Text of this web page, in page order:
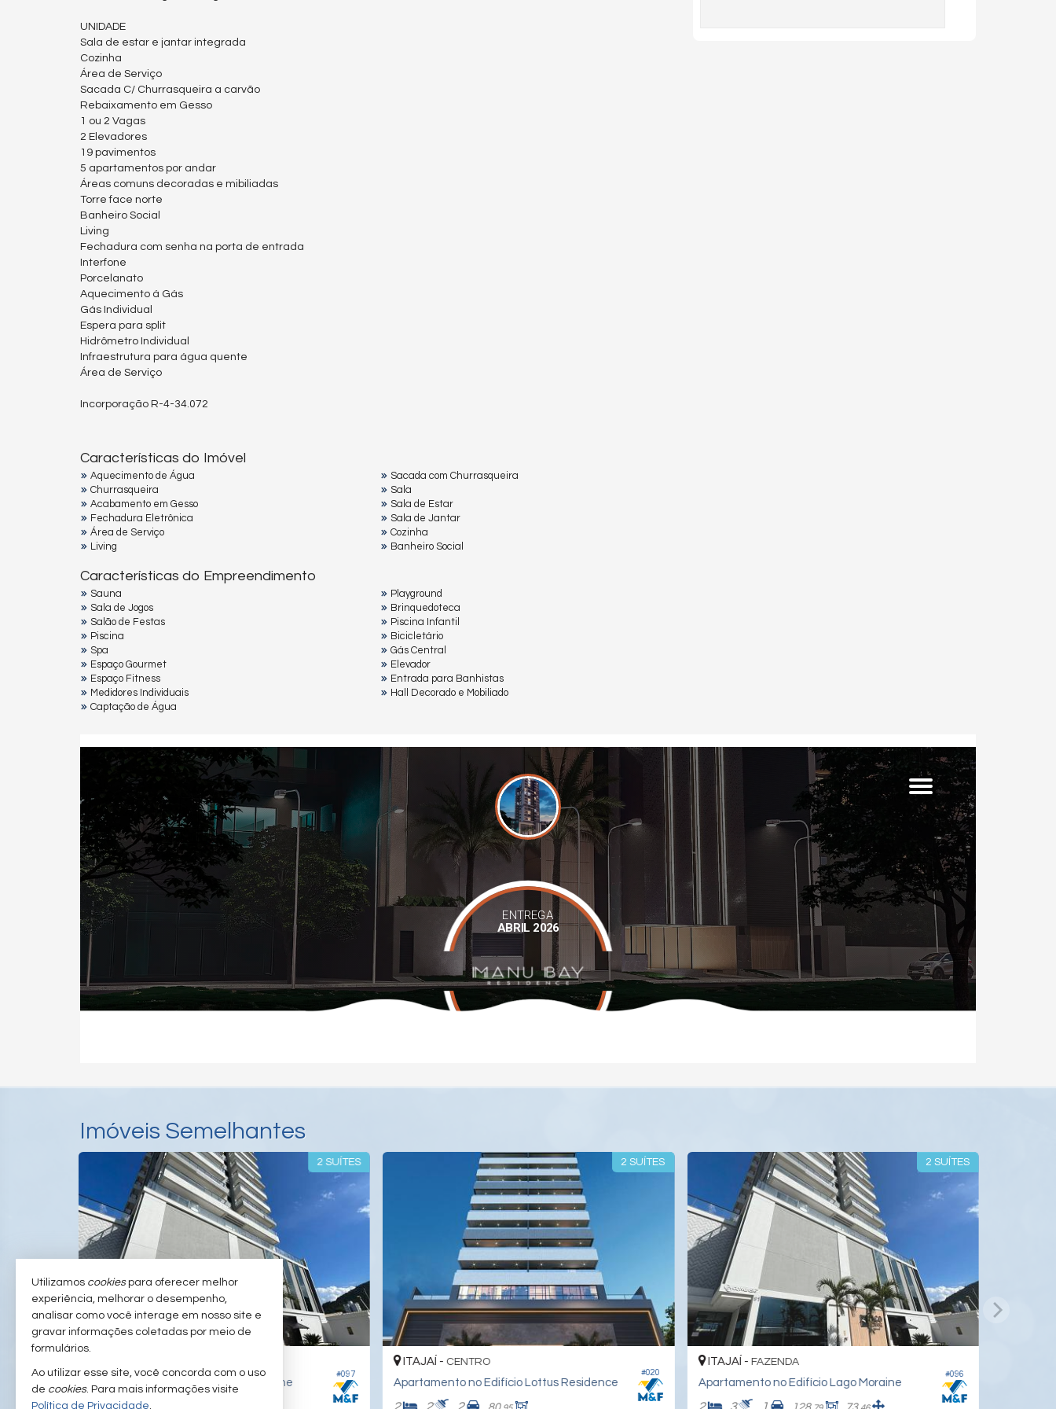
UNIDADE
Sala de estar e jantar integrada
Cozinha
Área de Serviço
Sacada C/ Churrasqueira a carvão
Rebaixamento em Gesso
1 ou 2 Vagas
2 Elevadores
19 pavimentos
5 apartamentos por andar
Áreas comuns decoradas e mibiliadas
Torre face norte
Banheiro Social
Living
Fechadura com senha na porta de entrada
Interfone
Porcelanato
Aquecimento á Gás
Gás Individual
Espera para split
Hidrômetro Individual
Infraestrutura para água quente
Área de Serviço
Incorporação R-4-34.072
Características do Imóvel
Aquecimento de Água
Churrasqueira
Acabamento em Gesso
Fechadura Eletrônica
Área de Serviço
Living
Sacada com Churrasqueira
Sala
Sala de Estar
Sala de Jantar
Cozinha
Banheiro Social
Características do Empreendimento
Sauna
Sala de Jogos
Salão de Festas
Piscina
Spa
Espaço Gourmet
Espaço Fitness
Medidores Individuais
Captação de Água
Playground
Brinquedoteca
Piscina Infantil
Bicicletário
Gás Central
Elevador
Entrada para Banhistas
Hall Decorado e Mobiliado
Imóveis Semelhantes
#022
2 SUÍTES
#097
Apartamento no Edifício Lago Moraine
2 SUÍTES
#020
ITAJAÍ - CENTRO
Apartamento no Edifício Lottus Residence
2 SUÍTES
#096
ITAJAÍ - FAZENDA
Apartamento no Edifício Lago Moraine
Utilizamos cookiespara oferecer melhor
experiência, melhorar o desempenho,
analisar como você interage em nosso site e
gravar informações coletadas por meio de
formulários.
Ao utilizar esse site, você concorda com o uso
de cookies. Para mais informações visite
Política de Privacidade.